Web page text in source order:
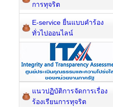
การทุจริต
E-service ยื่นแบบคำร้อง
ทั่วไปออนไลน์
แนวปฏิบัติการจัดการเรื่อง
ร้องเรียนการทุจริต